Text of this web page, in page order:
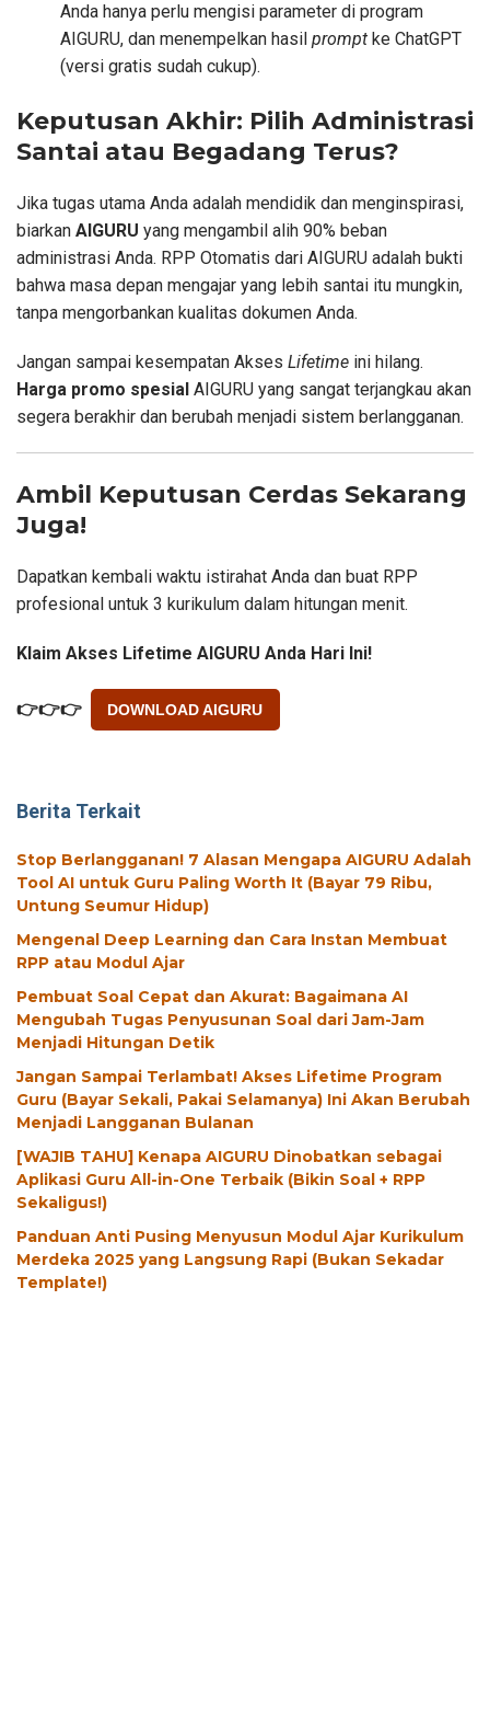
Anda hanya perlu mengisi parameter di program
AIGURU, dan menempelkan hasil prompt ke ChatGPT
(versi gratis sudah cukup).
Keputusan Akhir: Pilih Administrasi
Santai atau Begadang Terus?
Jika tugas utama Anda adalah mendidik dan menginspirasi,
biarkan AIGURU yang mengambil alih 90% beban
administrasi Anda. RPP Otomatis dari AIGURU adalah bukti
bahwa masa depan mengajar yang lebih santai itu mungkin,
tanpa mengorbankan kualitas dokumen Anda.
Jangan sampai kesempatan Akses Lifetime ini hilang.
Harga promo spesial AIGURU yang sangat terjangkau akan
segera berakhir dan berubah menjadi sistem berlangganan.
Ambil Keputusan Cerdas Sekarang
Juga!
Dapatkan kembali waktu istirahat Anda dan buat RPP
profesional untuk 3 kurikulum dalam hitungan menit.
Klaim Akses Lifetime AIGURU Anda Hari Ini!
👉👉👉 DOWNLOAD AIGURU
Berita Terkait
Stop Berlangganan! 7 Alasan Mengapa AIGURU Adalah
Tool AI untuk Guru Paling Worth It (Bayar 79 Ribu,
Untung Seumur Hidup)
Mengenal Deep Learning dan Cara Instan Membuat
RPP atau Modul Ajar
Pembuat Soal Cepat dan Akurat: Bagaimana AI
Mengubah Tugas Penyusunan Soal dari Jam-Jam
Menjadi Hitungan Detik
Jangan Sampai Terlambat! Akses Lifetime Program
Guru (Bayar Sekali, Pakai Selamanya) Ini Akan Berubah
Menjadi Langganan Bulanan
[WAJIB TAHU] Kenapa AIGURU Dinobatkan sebagai
Aplikasi Guru All-in-One Terbaik (Bikin Soal + RPP
Sekaligus!)
Panduan Anti Pusing Menyusun Modul Ajar Kurikulum
Merdeka 2025 yang Langsung Rapi (Bukan Sekadar
Template!)